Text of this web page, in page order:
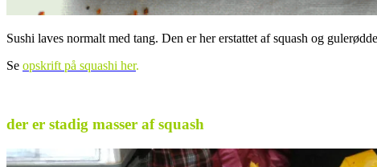
Sushi laves normalt med tang. Den er her erstattet af squash og
Se opskrift på squashi her.
der er stadig masser af squash